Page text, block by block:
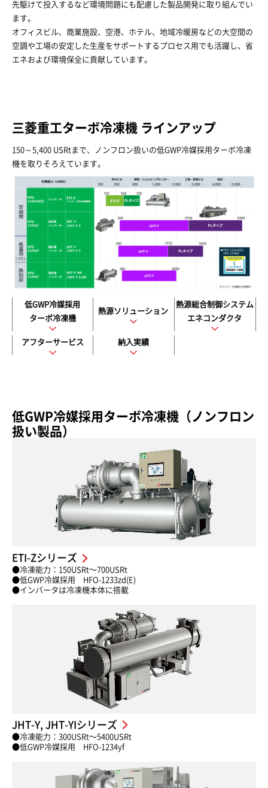
先駆けて投入するなど環境問題にも配慮した製品開発に取り組んでい
ます。
オフィスビル、商業施設、空港、ホテル、地域冷暖房などの大空間の
空調や工場の安定した生産をサポートするプロセス用でも活躍し、省
エネおよび環境保全に貢献しています。
三菱重工ターボ冷凍機 ラインアップ
150～5,400 USRtまで、ノンフロン扱いの低GWP冷媒採用ターボ冷凍
機を取りそろえています。
低GWP冷媒採用
ターボ冷凍機
熱源ソリューション
熱源総合制御システム
エネコンダクタ
アフターサービス 納入実績
低GWP冷媒採用ターボ冷凍機（ノンフロン
扱い製品）
ETI-Zシリーズ
●冷凍能力：150USRt〜700USRt
●低GWP冷媒採用 HFO-1233zd(E)
●インバータは冷凍機本体に搭載
JHT-Y, JHT-YIシリーズ
●冷凍能力：300USRt〜5400USRt
●低GWP冷媒採用 HFO-1234yf